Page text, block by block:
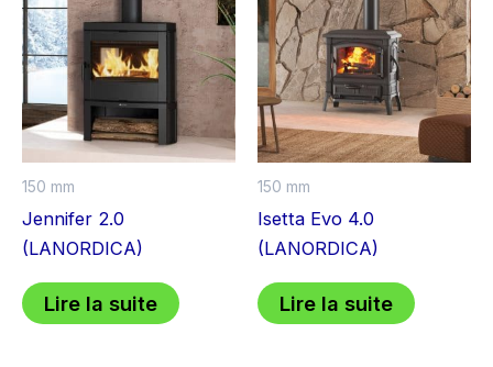
150 mm
Jennifer 2.0
(LANORDICA)
Lire la suite
150 mm
Isetta Evo 4.0
(LANORDICA)
Lire la suite